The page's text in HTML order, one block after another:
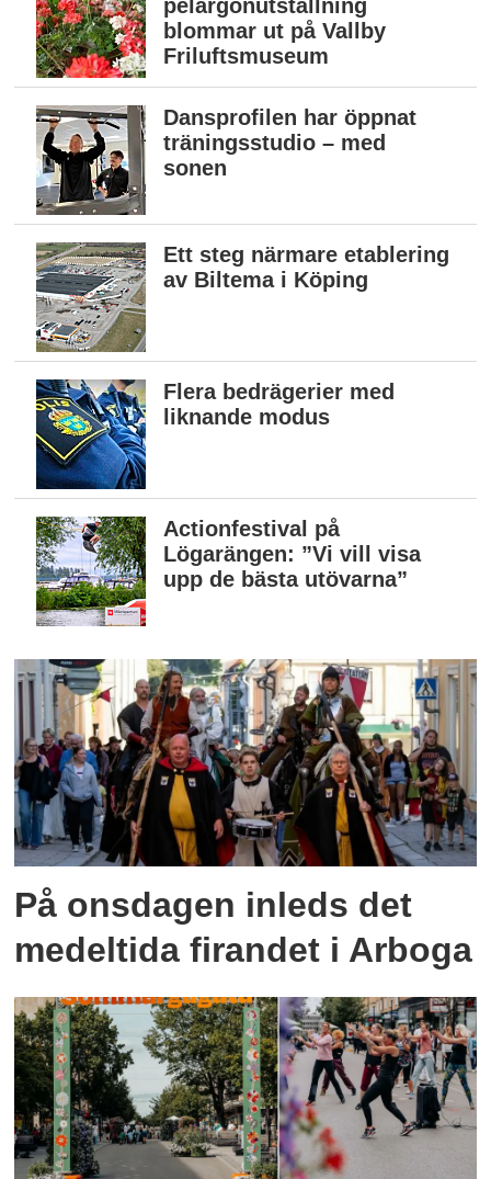
pelargonutställning
blommar ut på Vallby
Friluftsmuseum
Dansprofilen har öppnat
träningsstudio – med
sonen
Ett steg närmare etablering
av Biltema i Köping
Flera bedrägerier med
liknande modus
Actionfestival på
Lögarängen: ”Vi vill visa
upp de bästa utövarna”
På onsdagen inleds det
medeltida firandet i Arboga